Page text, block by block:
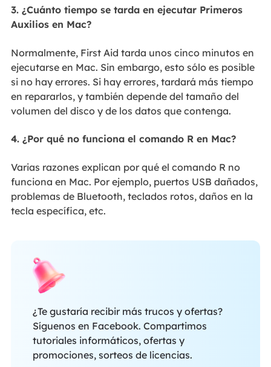
3. ¿Cuánto tiempo se tarda en ejecutar Primeros
Auxilios en Mac?
Normalmente, First Aid tarda unos cinco minutos en
ejecutarse en Mac. Sin embargo, esto sólo es posible
si no hay errores. Si hay errores, tardará más tiempo
en repararlos, y también depende del tamaño del
volumen del disco y de los datos que contenga.
4. ¿Por qué no funciona el comando R en Mac?
Varias razones explican por qué el comando R no
funciona en Mac. Por ejemplo, puertos USB dañados,
problemas de Bluetooth, teclados rotos, daños en la
tecla específica, etc.
¿Te gustaría recibir más trucos y ofertas?
Síguenos en Facebook. Compartimos
tutoriales informáticos, ofertas y
promociones, sorteos de licencias.